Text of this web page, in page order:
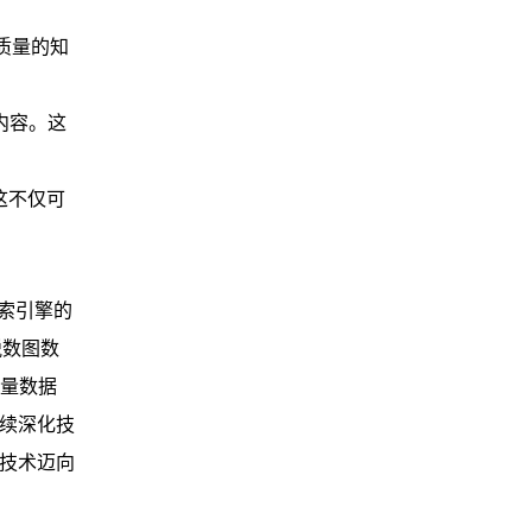
量的知
容。这
不仅可
引擎的
图数
数据
深化技
术迈向